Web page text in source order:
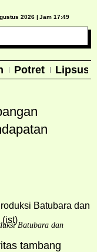
2026 | Jam 17:49
Potret Lipsus
Batubara dan
tambang